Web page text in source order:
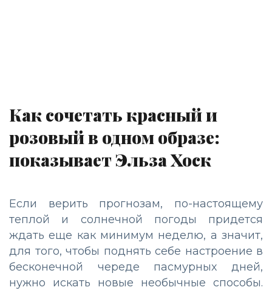
Как сочетать красный и
розовый в одном образе:
показывает Эльза Хоск
Если верить прогнозам, по-настоящему
теплой и солнечной погоды придется
ждать еще как минимум неделю, а значит,
для того, чтобы поднять себе настроение в
бесконечной череде пасмурных дней,
нужно искать новые необычные способы.